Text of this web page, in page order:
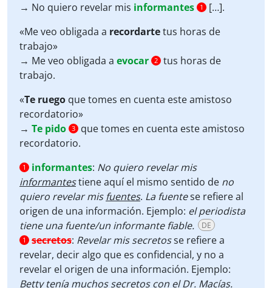
→ No quiero revelar mis informantes 1
[…].
«Me veo obligada a recordartetus horas de
trabajo»
→ Me veo obligada a evocar 2 tus horas de
trabajo.
«Te ruego que tomes en cuenta este amistoso
recordatorio»
→ Te pido 3
que tomes en cuenta este amistoso
recordatorio.
1 informantes: No quiero revelar mis
informantestiene aquí el mismo sentido de no
quiero revelar misfuentes. La fuentese refiere al
origen de una información. Ejemplo: el periodista
tiene una fuente/un informante fiable.
DE
1 secretos: Revelar mis secretosse refiere a
revelar, decir algo que es confidencial, y no a
revelar el origen de una información. Ejemplo:
Betty tenía muchos secretos con el Dr. Macías.